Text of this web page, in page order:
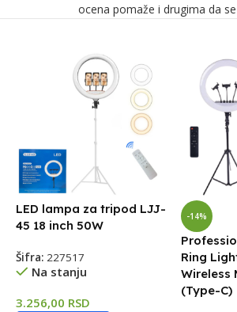
ocena pomaže i drugima da
LED lampa za tripod LJJ-
45 18 inch 50W
Šifra: 227517
Na stanju
3.256,00 RSD
-14%
Ring
Wireless
(Type-C)